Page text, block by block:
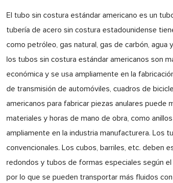
El tubo sin costura estándar americano es un
tubería de acero sin costura estadounidense
como petróleo, gas natural, gas de carbón, agua
los tubos sin costura estándar americanos son
económica y se usa ampliamente en la
de transmisión de automóviles, cuadros de
americanos para fabricar piezas anulares puede
materiales y horas de mano de obra, como
ampliamente en la industria manufacturera. Los
convencionales. Los cubos, barriles, etc. deben
redondos y tubos de formas especiales según el
por lo que se pueden transportar más fluidos